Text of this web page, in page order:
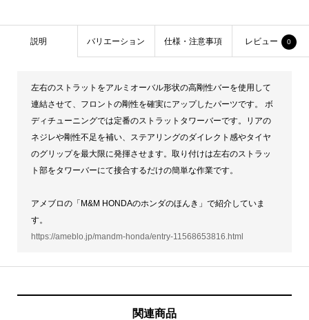
説明 バリエーション 仕様・注意事項 レビュー 0
左右のストラットをアルミオーバル形状の高剛性バーを使用して
連結させて、フロントの剛性を確実にアップしたパーツです。 ボ
ディチューニングでは定番のストラットタワーバーです。リアの
ネジレや剛性不足を補い、ステアリングのダイレクト感やタイヤ
のグリップを最大限に発揮させます。取り付けは左右のストラッ
ト部をタワーバーにて接合するだけの簡単な作業です。
アメブロの「M&M HONDAのホンダのほんき」で紹介していま
す。
https://ameblo.jp/mandm-honda/entry-11568653816.html
関連商品